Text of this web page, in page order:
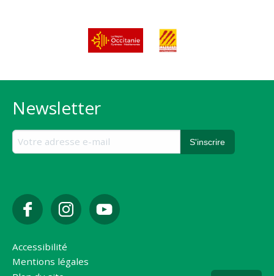
Newsletter
Accessibilité
Mentions légales